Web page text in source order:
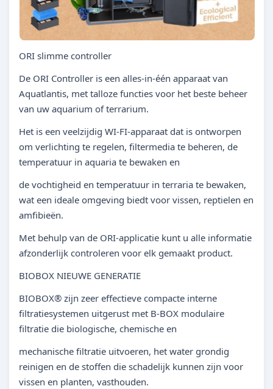
ORI slimme controller
De ORI Controller is een alles-in-één apparaat van
Aquatlantis, met talloze functies voor het beste beheer
van uw aquarium of terrarium.
Het is een veelzijdig WI-FI-apparaat dat is ontworpen
om verlichting te regelen, filtermedia te beheren, de
temperatuur in aquaria te bewaken en
de vochtigheid en temperatuur in terraria te bewaken,
wat een ideale omgeving biedt voor vissen, reptielen en
amfibieën.
Met behulp van de ORI-applicatie kunt u alle informatie
afzonderlijk controleren voor elk gemaakt product.
BIOBOX NIEUWE GENERATIE
BIOBOX® zijn zeer effectieve compacte interne
filtratiesystemen uitgerust met B-BOX modulaire
filtratie die biologische, chemische en
mechanische filtratie uitvoeren, het water grondig
reinigen en de stoffen die schadelijk kunnen zijn voor
vissen en planten, vasthouden.